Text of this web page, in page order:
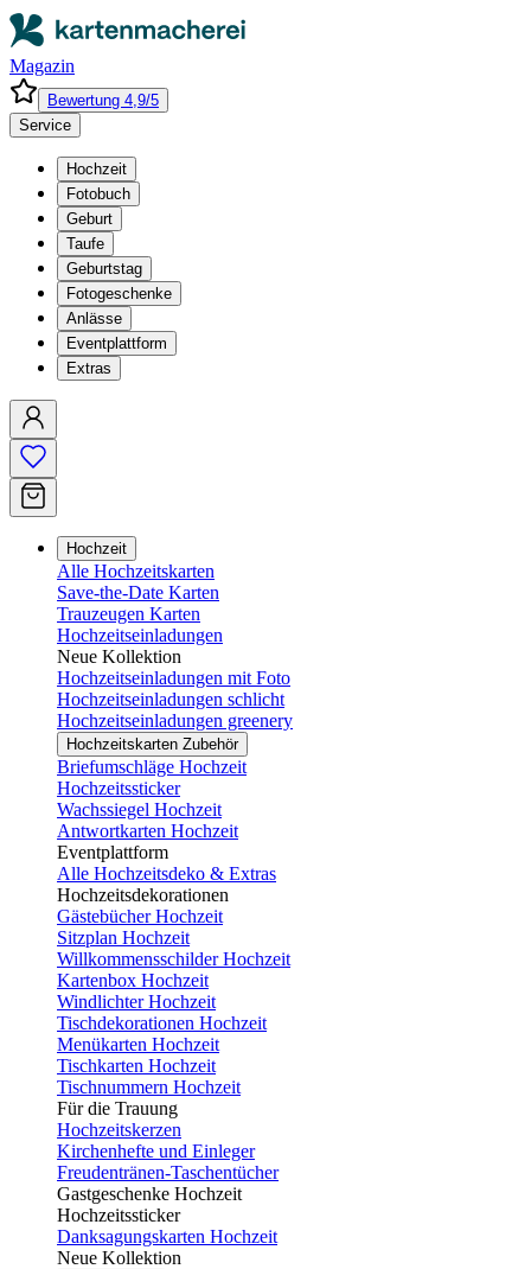
Magazin
Bewertung 4,9/5
Service
Hochzeit
Fotobuch
Geburt
Taufe
Geburtstag
Fotogeschenke
Anlässe
Eventplattform
Extras
Hochzeit
Alle Hochzeitskarten
Save-the-Date Karten
Trauzeugen Karten
Hochzeitseinladungen
Neue Kollektion
Hochzeitseinladungen mit Foto
Hochzeitseinladungen schlicht
Hochzeitseinladungen greenery
Hochzeitskarten Zubehör
Briefumschläge Hochzeit
Hochzeitssticker
Wachssiegel Hochzeit
Antwortkarten Hochzeit
Eventplattform
Alle Hochzeitsdeko & Extras
Hochzeitsdekorationen
Gästebücher Hochzeit
Sitzplan Hochzeit
Willkommensschilder Hochzeit
Kartenbox Hochzeit
Windlichter Hochzeit
Tischdekorationen Hochzeit
Menükarten Hochzeit
Tischkarten Hochzeit
Tischnummern Hochzeit
Für die Trauung
Hochzeitskerzen
Kirchenhefte und Einleger
Freudentränen-Taschentücher
Gastgeschenke Hochzeit
Hochzeitssticker
Danksagungskarten Hochzeit
Neue Kollektion